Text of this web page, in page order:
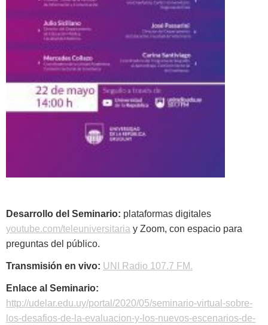
Desarrollo del Seminario: plataformas digitales
youtube.com/teleuniversitaria y Zoom, con espacio para
preguntas del público.
Transmisión en vivo: UNI Radio 107.7 FM.
Enlace al Seminario:
http://udelar.edu.uy/portal/2020/05/seminario-virtual-sobre-
los-desafios-de-la-evaluacion-y-los-nuevos-escenarios-de-